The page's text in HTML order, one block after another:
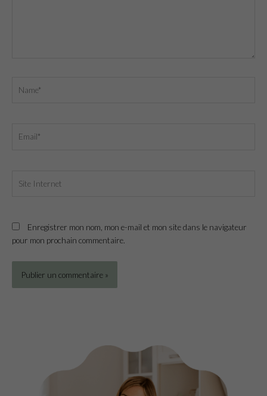
Internet
Enregistrer mon nom, mon e-mail et mon site dans le navigateur
pour mon prochain commentaire.